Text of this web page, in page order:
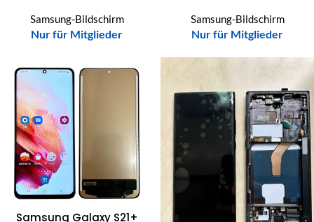
Samsung-Bildschirm
Nur für Mitglieder
Samsung-Bildschirm
Nur für Mitglieder
Samsung Galaxy S21+